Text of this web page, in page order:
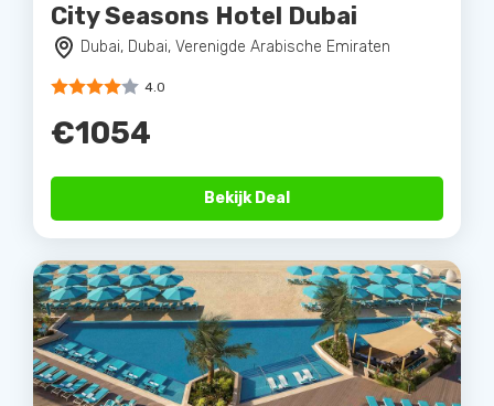
City Seasons Hotel Dubai
Dubai, Dubai, Verenigde Arabische Emiraten
4.0
€1054
Bekijk Deal